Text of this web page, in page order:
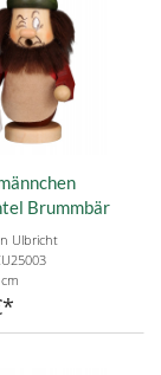
Brummbär
Ulbricht